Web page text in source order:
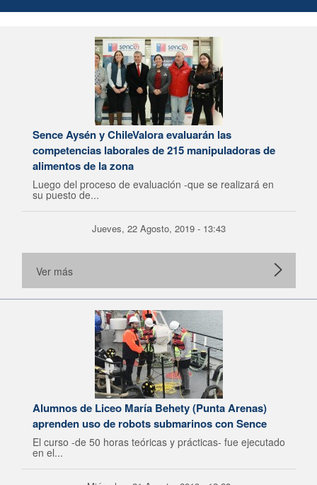
Sence Aysén y ChileValora evaluarán las
competencias laborales de 215 manipuladoras de
alimentos de la zona
Luego del proceso de evaluación -que se realizará en
su puesto de...
Jueves, 22 Agosto, 2019 - 13:43
Ver más
Alumnos de Liceo María Behety (Punta Arenas)
aprenden uso de robots submarinos con Sence
El curso -de 50 horas teóricas y prácticas- fue ejecutado
en el...